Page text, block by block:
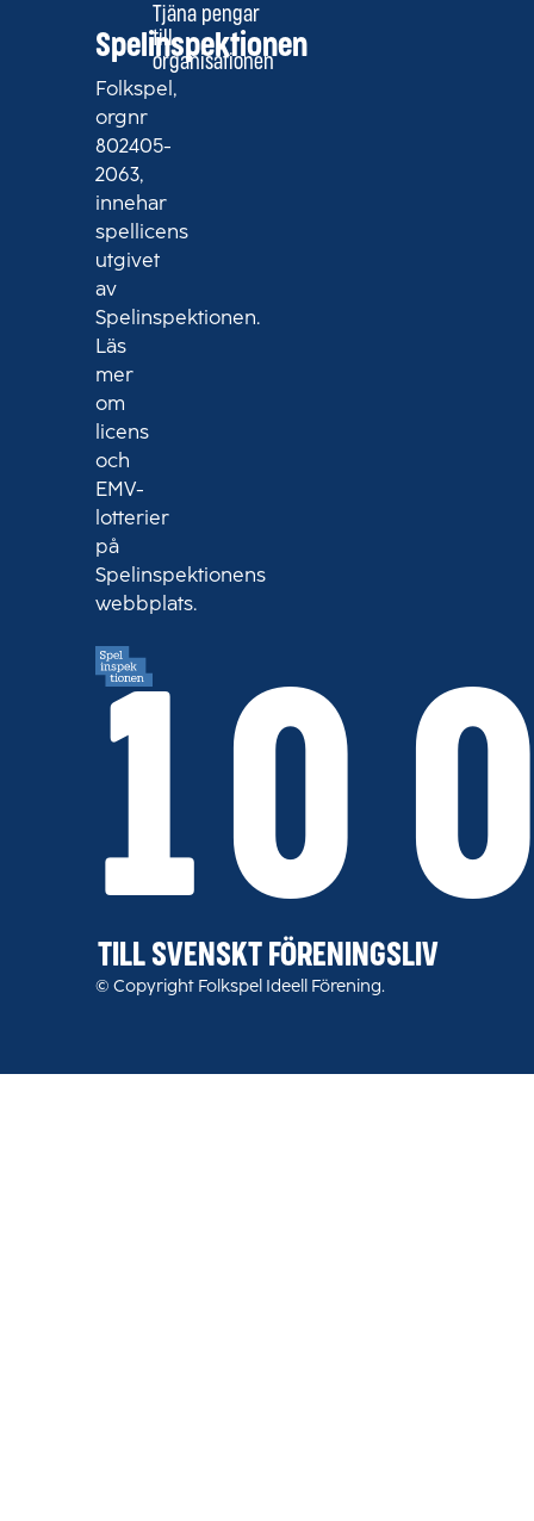
Spelinspektionen
Folkspel,
orgnr
802405-
2063,
innehar
spellicens
utgivet
av
Spelinspektionen.
Läs
mer
om
licens
och
EMV-
lotterier
på
Spelinspektionens
webbplats.
Tjäna pengar
till
organisationen
10
TILL SVENSKT FÖRENINGSLIV
© Copyright Folkspel Ideell Förening.